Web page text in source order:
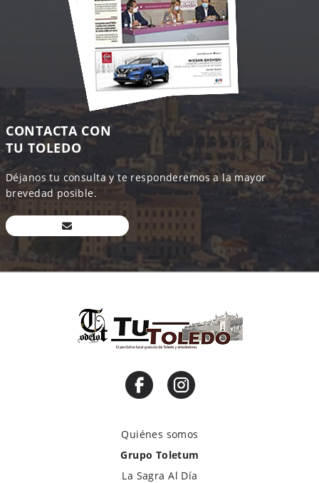
CONTACTA CON
TU TOLEDO
Déjanos tu consulta y te responderemos a la mayor
brevedad posible.
Quiénes somos
Grupo Toletum
La Sagra Al Día